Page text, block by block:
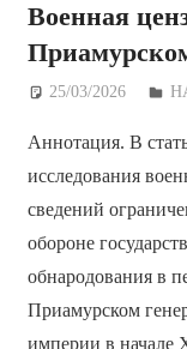
Военная
25/03/2026
Аннотация. В
исследования
сведений
обороне
обнародования в
Приамурском
империи в начале